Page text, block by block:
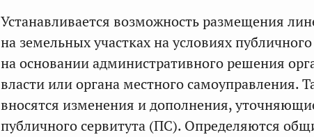
Устанавливается возможность размещения
на земельных участках на условиях публичного
на основании административного решения
власти или органа местного самоуправления.
вносятся изменения и дополнения,
публичного сервитута (ПС). Определяются